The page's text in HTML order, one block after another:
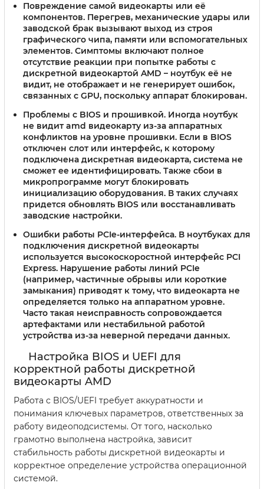
Повреждение самой видеокарты или её
компонентов. Перегрев, механические удары или
заводской брак вызывают выход из строя
графического чипа, памяти или вспомогательных
элементов. Симптомы включают полное
отсутствие реакции при попытке работы с
дискретной видеокартой AMD – ноутбук её не
видит, не отображает и не генерирует ошибок,
связанных с GPU, поскольку аппарат блокирован.
Проблемы с BIOS и прошивкой. Иногда ноутбук
не видит amd видеокарту из-за аппаратных
конфликтов на уровне прошивки. Если в BIOS
отключен слот или интерфейс, к которому
подключена дискретная видеокарта, система не
сможет ее идентифицировать. Также сбои в
микропрограмме могут блокировать
инициализацию оборудования. В таких случаях
придется обновлять BIOS или восстанавливать
заводские настройки.
Ошибки работы PCIe-интерфейса. В ноутбуках для
подключения дискретной видеокарты
используется высокоскоростной интерфейс PCI
Express. Нарушение работы линий PCIe
(например, частичные обрывы или короткие
замыкания) приводят к тому, что видеокарта не
определяется только на аппаратном уровне.
Часто такая неисправность сопровождается
артефактами или нестабильной работой
устройства из-за неверной передачи данных.
Настройка BIOS и UEFI для
корректной работы дискретной
видеокарты AMD
Работа с BIOS/UEFI требует аккуратности и
понимания ключевых параметров, ответственных за
работу видеоподсистемы. От того, насколько
грамотно выполнена настройка, зависит
стабильность работы дискретной видеокарты и
корректное определение устройства операционной
системой.